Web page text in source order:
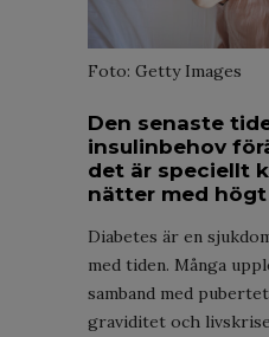
Foto: Getty Images
Den senaste
insulinbehov
det är speciellt
nätter med
Diabetes är en
med tiden. Många
samband med
graviditet och